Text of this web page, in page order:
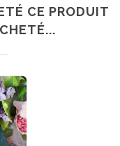
CE PRODUIT